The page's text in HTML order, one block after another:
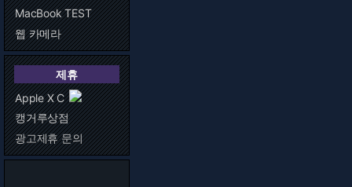
MacBook TEST
웹 카메라
제휴
Apple X C
캥거루상점
광고제휴 문의